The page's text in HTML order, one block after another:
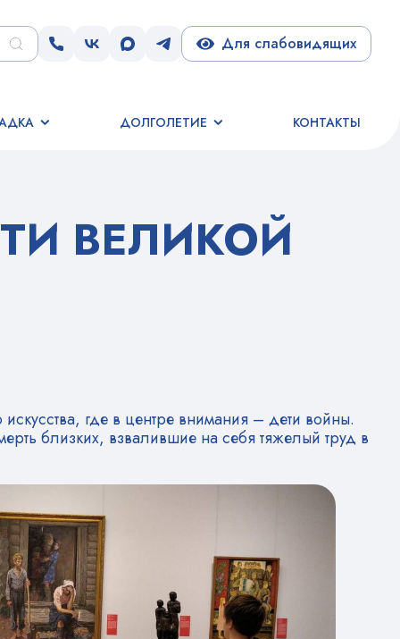
Для слабовидящих
ДОЛГОЛЕТИЕ КОНТАКТЫ
ВЕЛИКОЙ
где в центре внимания – дети войны.
близких, взвалившие на себя тяжелый труд в